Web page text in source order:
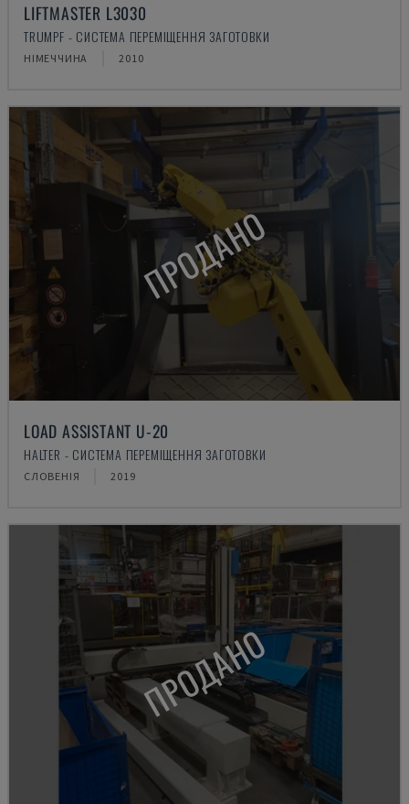
LIFTMASTER L3030
TRUMPF - СИСТЕМА ПЕРЕМІЩЕННЯ ЗАГОТОВКИ
НІМЕЧЧИНА 2010
ПРОДАНО
LOAD ASSISTANT U-20
HALTER - СИСТЕМА ПЕРЕМІЩЕННЯ ЗАГОТОВКИ
СЛОВЕНІЯ 2019
ПРОДАНО